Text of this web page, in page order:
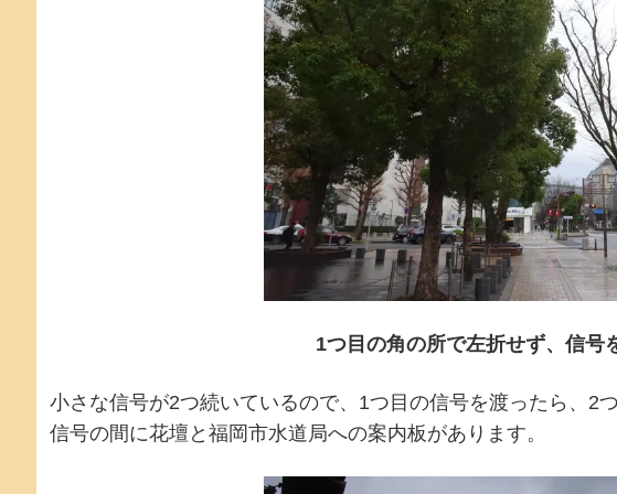
1つ目の角の所で左折せず、信号
小さな信号が2つ続いているので、1つ目の信号を渡ったら、2
信号の間に花壇と福岡市水道局への案内板があります。